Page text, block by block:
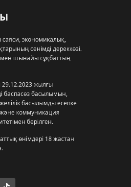
саяси, экономикалық,
сенімді дереккөзі.
мен шынайы сұқбаттың
29.12.2023 жылғы
баспасөз басылымын,
басылымды есепке
және коммуникация
берілген.
өнімдері 18 жастан